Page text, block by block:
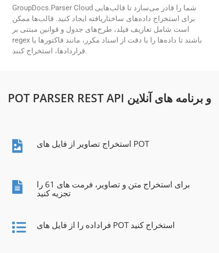
GroupDocs.Parser Cloud شما را قادر می‌سازد تا قالب‌هایی
برای استخراج داده‌های ساختاریافته ایجاد کنید. قالب‌ها ممکن
است شامل تعاریف فیلد، طرح‌های جدول و قوانین مبتنی بر
regex باشند تا داده‌ها را با دقت از اسناد مکرر، مانند فاکتورها یا
قراردادها، استخراج کنند.
POT PARSER REST API و برنامه های آنلاین
استخراج تصاویر از فایل های POT
برای استخراج متن و تصاویر، فرمت های 61 را
تجزیه کنید
فراداده را از فایل های POT استخراج کنید